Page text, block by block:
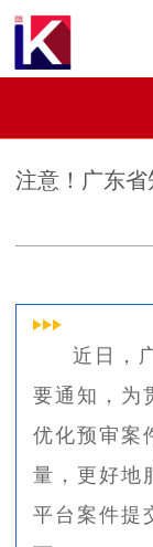
注意！广东
近日，
要通知，为
优化预审案
量，更好地
平台案件提